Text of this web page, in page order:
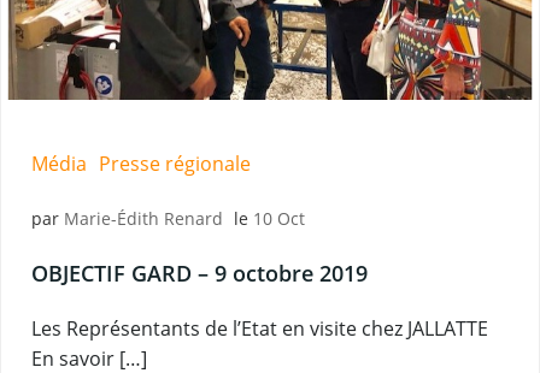
Média Presse régionale
par Marie-Édith Renard le 10 Oct
OBJECTIF GARD – 9 octobre 2019
Les Représentants de l’Etat en visite chez JALLATTE
En savoir […]